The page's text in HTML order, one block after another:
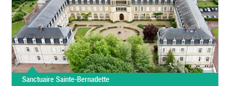
Sanctuaire Sainte-Bernadette